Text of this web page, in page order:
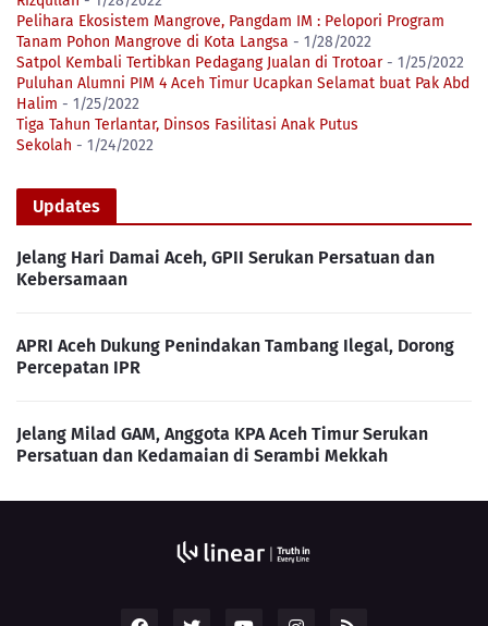
Pelihara Ekosistem Mangrove, Pangdam IM : Pelopori Program
Tanam Pohon Mangrove di Kota Langsa - 1/28/2022
Satpol Kembali Tertibkan Pedagang Jualan di Trotoar- 1/25/2022
Puluhan Alumni PIM 4 Aceh Timur Ucapkan Selamat buat Pak Abd
Halim - 1/25/2022
Tiga Tahun Terlantar, Dinsos Fasilitasi Anak Putus
Sekolah - 1/24/2022
Updates
Jelang Hari Damai Aceh, GPII Serukan Persatuan dan
Kebersamaan
APRI Aceh Dukung Penindakan Tambang Ilegal, Dorong
Percepatan IPR
Jelang Milad GAM, Anggota KPA Aceh Timur Serukan
Persatuan dan Kedamaian di Serambi Mekkah